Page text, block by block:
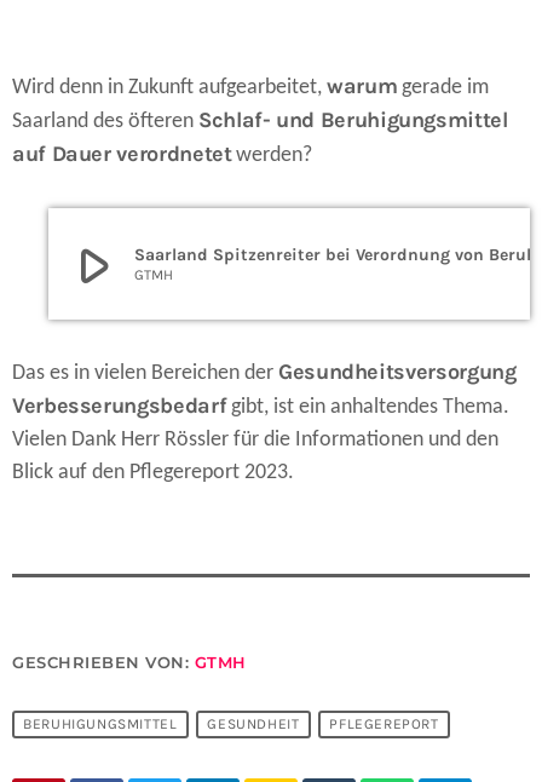
Wird denn in Zukunft aufgearbeitet, warum gerade im
Saarland des öfteren Schlaf- und Beruhigungsmittel
auf Dauer verordnetetwerden?
play_arrow GTMH
Das es in vielen Bereichen der Gesundheitsversorgung
Verbesserungsbedarf gibt, ist ein anhaltendes Thema.
Vielen Dank Herr Rössler für die Informationen und den
Blick auf den Pflegereport 2023.
GESCHRIEBEN VON: GTMH
BERUHIGUNGSMITTEL GESUNDHEIT PFLEGEREPORT